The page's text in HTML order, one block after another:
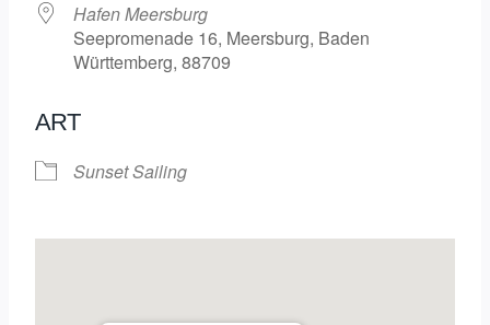
Hafen Meersburg
Seepromenade 16, Meersburg, Baden
Württemberg, 88709
ART
Sunset Sailing